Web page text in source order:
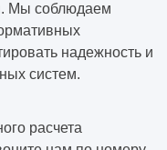
Мы соблюдаем
надежность и
систем.
расчета